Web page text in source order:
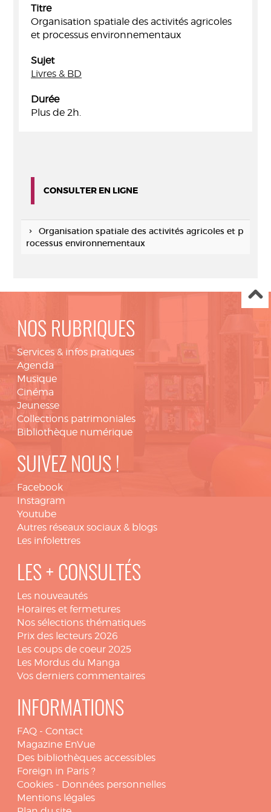
Titre
Organisation spatiale des activités agricoles
et processus environnementaux
Sujet
Livres & BD
Durée
Plus de 2h.
CONSULTER EN LIGNE
Organisation spatiale des activités agricoles et p
rocessus environnementaux
NOS RUBRIQUES
Services & infos pratiques
Agenda
Musique
Cinéma
Jeunesse
Collections patrimoniales
Bibliothèque numérique
SUIVEZ NOUS !
Facebook
Instagram
Youtube
Autres réseaux sociaux & blogs
Les infolettres
LES + CONSULTÉS
Les nouveautés
Horaires et fermetures
Nos sélections thématiques
Prix des lecteurs 2026
Les coups de coeur 2025
Les Mordus du Manga
Vos derniers commentaires
INFORMATIONS
FAQ - Contact
Magazine EnVue
Des bibliothèques accessibles
Foreign in Paris ?
Cookies - Données personnelles
Mentions légales